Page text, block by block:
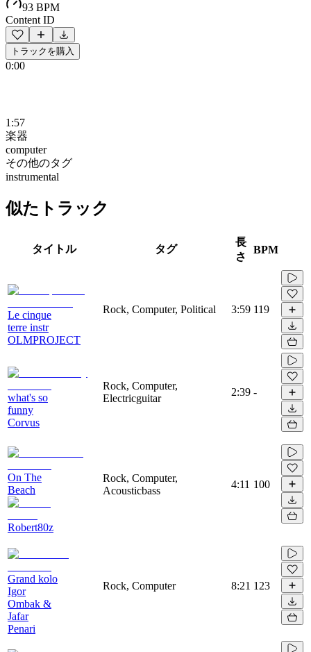
93 BPM
Content ID
トラックを購入
0:00
1:57
楽器
computer
その他のタグ
instrumental
似たトラック
タイトル タグ
長
さ
BPM
Le cinque
terre instr
OLMPROJECT
Rock, Computer, Political 3:59 119
what's so
funny
Corvus
Rock, Computer,
Electricguitar
2:39 -
On The
Beach
Robert80z
Rock, Computer,
Acousticbass
4:11 100
Grand kolo
Igor
Ombak &
Jafar
Penari
Rock, Computer 8:21 123